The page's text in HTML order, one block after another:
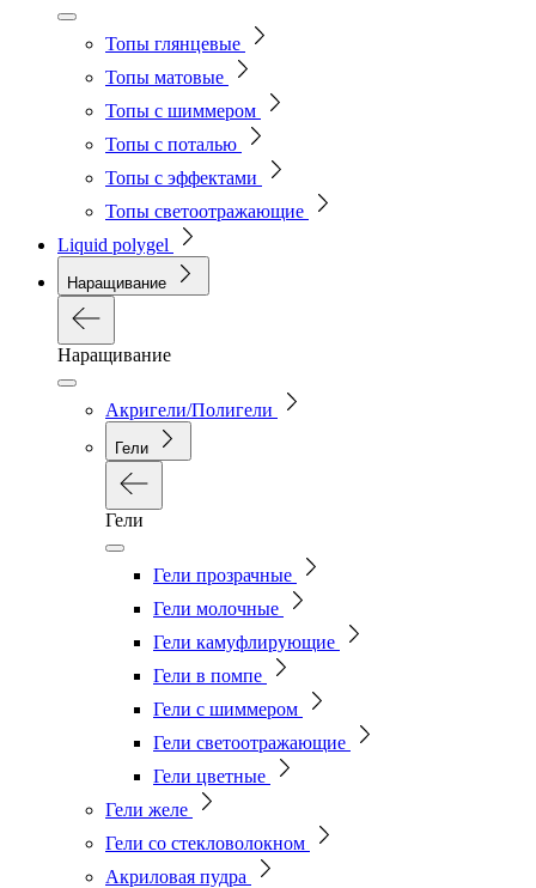
Топы глянцевые
Топы матовые
Топы с шиммером
Топы с поталью
Топы с эффектами
Топы светоотражающие
Liquid polygel
Наращивание
Наращивание
Акригели/Полигели
Гели
Гели
Гели прозрачные
Гели молочные
Гели камуфлирующие
Гели в помпе
Гели с шиммером
Гели светоотражающие
Гели цветные
Гели желе
Гели со стекловолокном
Акриловая пудра